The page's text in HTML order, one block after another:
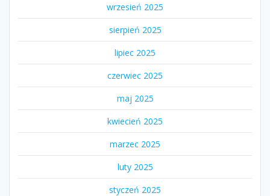
wrzesień 2025
sierpień 2025
lipiec 2025
czerwiec 2025
maj 2025
kwiecień 2025
marzec 2025
luty 2025
styczeń 2025